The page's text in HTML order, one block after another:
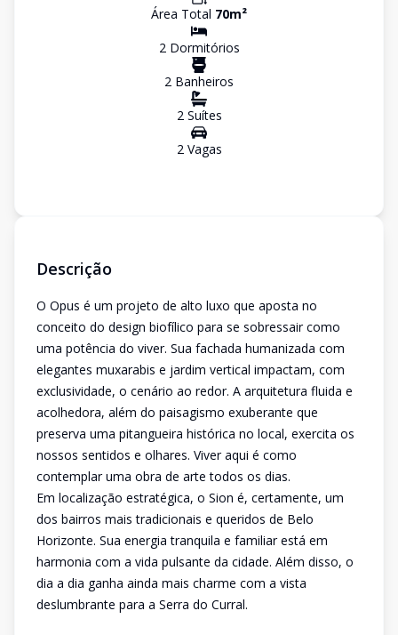
Área Total 70m²
2Dormitórios
2 Banheiros
2Suítes
2Vagas
Descrição
O Opus é um projeto de alto luxo que aposta no
conceito do design biofílico para se sobressair como
uma potência do viver. Sua fachada humanizada com
elegantes muxarabis e jardim vertical impactam, com
exclusividade, o cenário ao redor. A arquitetura fluida e
acolhedora, além do paisagismo exuberante que
preserva uma pitangueira histórica no local, exercita os
nossos sentidos e olhares. Viver aqui é como
contemplar uma obra de arte todos os dias.
Em localização estratégica, o Sion é, certamente, um
dos bairros mais tradicionais e queridos de Belo
Horizonte. Sua energia tranquila e familiar está em
harmonia com a vida pulsante da cidade. Além disso, o
dia a dia ganha ainda mais charme com a vista
deslumbrante para a Serra do Curral.